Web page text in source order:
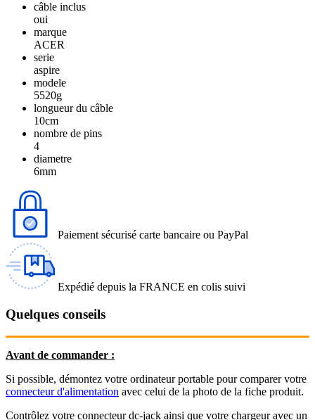
câble inclus
oui
marque
ACER
serie
aspire
modele
5520g
longueur du câble
10cm
nombre de pins
4
diametre
6mm
Paiement sécurisé carte bancaire ou PayPal
Expédié depuis la FRANCE en colis suivi
Quelques conseils
Avant de commander :
Si possible, démontez votre ordinateur portable pour comparer votre
connecteur d'alimentation avec celui de la photo de la fiche produit.
Contrôlez votre connecteur dc-jack ainsi que votre chargeur avec un